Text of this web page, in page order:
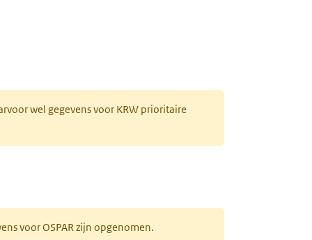
wel gegevens voor KRW prioritaire
voor OSPAR zijn opgenomen.